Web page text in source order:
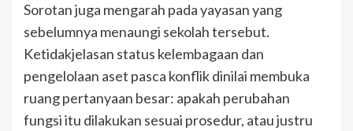
Sorotan juga mengarah pada yayasan yang
sebelumnya menaungi sekolah tersebut.
Ketidakjelasan status kelembagaan dan
pengelolaan aset pasca konflik dinilai membuka
ruang pertanyaan besar: apakah perubahan
fungsi itu dilakukan sesuai prosedur, atau justru